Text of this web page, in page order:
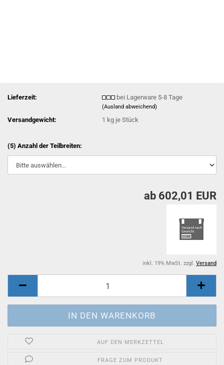
Lieferzeit: bei Lagerware 5-8 Tage
(Ausland abweichend)
Versandgewicht: 1 kg je Stück
(5) Anzahl der Teilbreiten:
ab 602,01 EUR
inkl. 19% MwSt. zzgl. Versand
AUF DEN MERKZETTEL
FRAGE ZUM PRODUKT